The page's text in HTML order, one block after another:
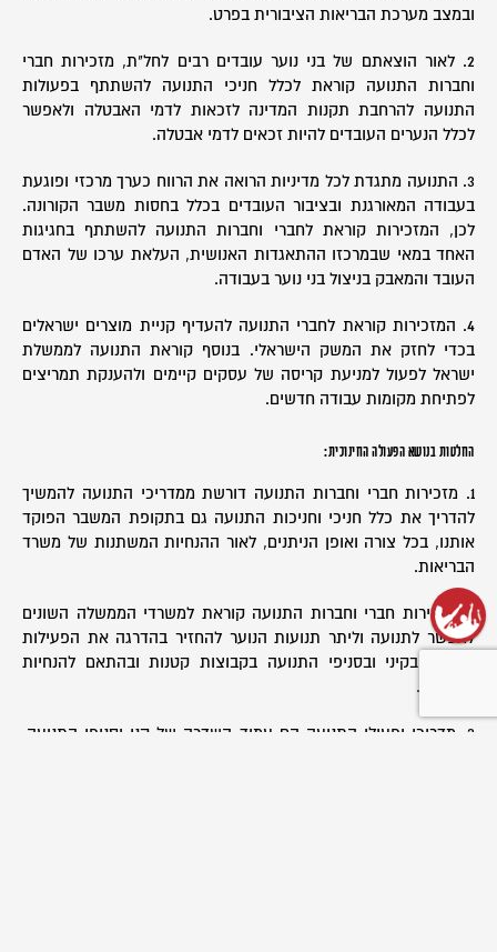
ובמצב מערכת הבריאות הציבורית בפרט.
2. לאור הוצאתם של בני נוער עובדים רבים לחל"ת, מזכירות חברי
וחברות התנועה קוראת לכלל חניכי התנועה להשתתף בפעולות
התנועה להרחבת תקנות המדינה לזכאות לדמי האבטלה ולאפשר
לכלל הנערים העובדים להיות זכאים לדמי אבטלה.
3. התנועה מתגדת לכל מדיניות הרואה את הרווח כערך מרכזי ופוגעת
בעבודה המאורגנת ובציבור העובדים בכלל בחסות משבר הקורונה.
לכן, המזכירות קוראת לחברי וחברות התנועה להשתתף בחגיגות
האחד במאי שבמרכזו ההתאגדות האנושית, העלאת ערכו של האדם
העובד והמאבק בניצול בני נוער בעבודה.
4. המזכירות קוראת לחברי התנועה להעדיף קניית מוצרים ישראלים
בכדי לחזק את המשק הישראלי. בנוסף קוראת התנועה לממשלת
ישראל לפעול למניעת קריסה של עסקים קיימים ולהענקת תמריצים
לפתיחת מקומות עבודה חדשים.
החלטות בנושא הפעולה החינוכית:
1. מזכירות חברי וחברות התנועה דורשת ממדריכי התנועה להמשיך
להדריך את כלל חניכי וחניכות התנועה גם בתקופת המשבר הפוקד
אותנו, בכל צורה ואופן הניתנים, לאור ההנחיות המשתנות של משרד
הבריאות.
2. מזכירות חברי וחברות התנועה קוראת למשרדי הממשלה השונים
לאפשר לתנועה וליתר תנועות הנוער להחזיר בהדרגה את הפעילות
הפיזית בקיני ובסניפי התנועה בקבוצות קטנות ובהתאם להנחיות
הקיימות.
3. מדריכי ופעילי התנועה הם עמוד השדרה של קני וסניפי התנועה.